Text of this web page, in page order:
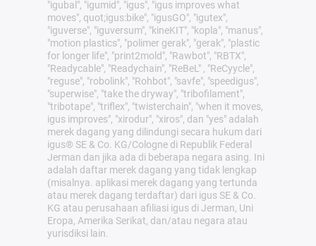
"igubal", "igumid", "igus", "igus improves what
moves", quot;igus:bike", "igusGO", "igutex",
"iguverse", "iguversum", "kineKIT", "kopla", "manus",
"motion plastics", "polimer gerak", "gerak", "plastic
for longer life", "print2mold", "Rawbot", "RBTX",
"Readycable", "Readychain", "ReBeL" , "ReCyycle",
"reguse", "robolink", "Rohbot", "savfe", "speedigus",
"superwise", "take the dryway", "tribofilament",
"tribotape", "triflex", "twisterchain", "when it moves,
igus improves", "xirodur", "xiros", dan "yes" adalah
merek dagang yang dilindungi secara hukum dari
igus® SE & Co. KG/Cologne di Republik Federal
Jerman dan jika ada di beberapa negara asing. Ini
adalah daftar merek dagang yang tidak lengkap
(misalnya. aplikasi merek dagang yang tertunda
atau merek dagang terdaftar) dari igus SE & Co.
KG atau perusahaan afiliasi igus di Jerman, Uni
Eropa, Amerika Serikat, dan/atau negara atau
yurisdiksi lain.